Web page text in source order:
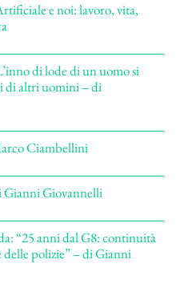
e noi: lavoro, vita,
di lode di un uomo si
di altri uomini – di
Ciambellini
Gianni Giovannelli
“25 anni dal G8: continuità
delle polizie” – di Gianni